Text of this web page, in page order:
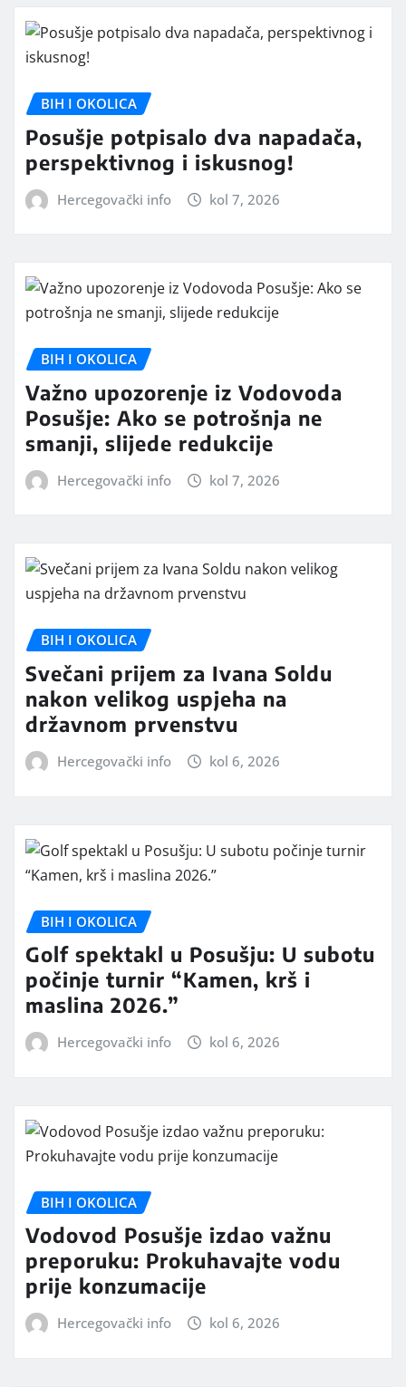
BIH I OKOLICA
Posušje potpisalo dva napadača,
perspektivnog i iskusnog!
Hercegovački info kol 7, 2026
BIH I OKOLICA
Važno upozorenje iz Vodovoda
Posušje: Ako se potrošnja ne
smanji, slijede redukcije
Hercegovački info kol 7, 2026
BIH I OKOLICA
Svečani prijem za Ivana Soldu
nakon velikog uspjeha na
državnom prvenstvu
Hercegovački info kol 6, 2026
BIH I OKOLICA
Golf spektakl u Posušju: U subotu
počinje turnir “Kamen, krš i
maslina 2026.”
Hercegovački info kol 6, 2026
BIH I OKOLICA
Vodovod Posušje izdao važnu
preporuku: Prokuhavajte vodu
prije konzumacije
Hercegovački info kol 6, 2026